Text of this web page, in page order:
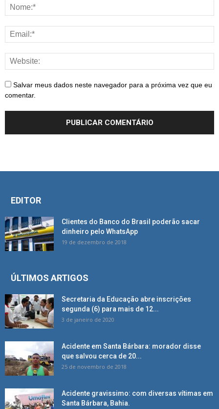
Salvar meus dados neste navegador para a próxima vez que eu
comentar.
EDITOR
Clientes do Banco do Brasil poderão sacar
dinheiro pelo WhatsApp
19 de dezembro de 2018
ÚLTIMOS ARTIGOS
Secretaria da Educação abre inscrições
segunda (6) para mais de 12...
3 de janeiro de 2020
Acidente em Santa Bárbara: morador disse
que salvou cerca de 20...
25 de novembro de 2018
Acidente gravissimo: com diversas vítimas em
Santa Bárbara, Bahia.